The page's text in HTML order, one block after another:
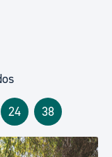
24 38